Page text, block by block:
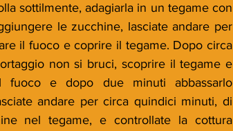
sottilmente, adagiarla in un tegame con
le zucchine, lasciate andare per
il fuoco e coprire il tegame. Dopo circa
non si bruci, scoprire il tegame e
fuoco e dopo due minuti abbassarlo
andare per circa quindici minuti, di
nel tegame, e controllate la cottura